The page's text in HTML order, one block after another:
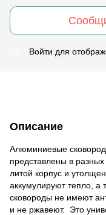
Войти для
Описание
Алюминиевые
представлены в
литой корпус и
аккумулируют тепло, а
сковороды не имеют
и не ржавеют. Это